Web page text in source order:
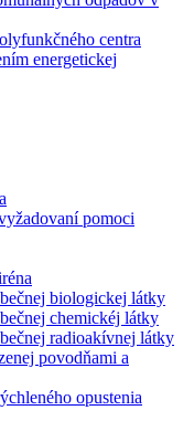
centra
energetickej
pomoci
biologickej látky
chemickéj látky
radioakívnej látky
povodňami a
opustenia